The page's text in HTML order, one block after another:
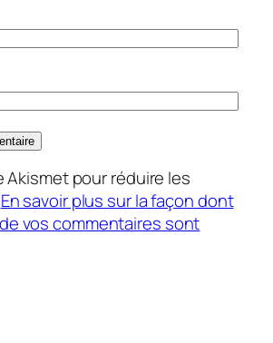
Akismet pour réduire les
En savoir plus sur la façon dont
vos commentaires sont